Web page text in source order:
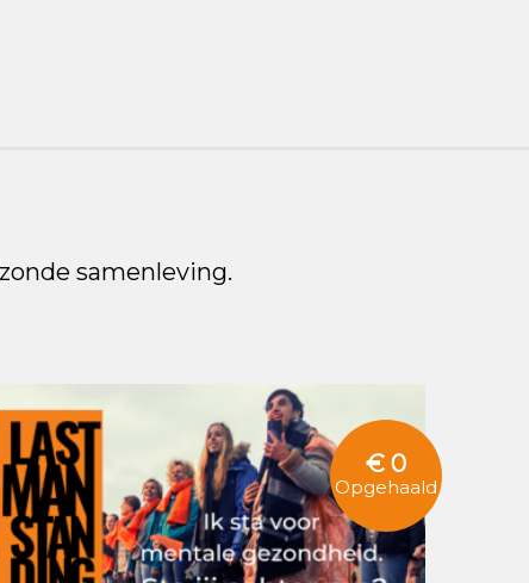
samenleving.
€ 0
Opgehaald